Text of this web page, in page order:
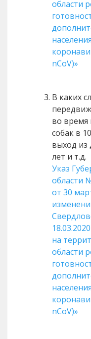
области
nCoV)»
В каких
во время
собак в
выход из
лет и т.д.
Указ
области
от 30
на
области
nCoV)»